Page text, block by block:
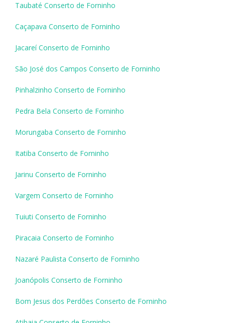
Taubaté Conserto de Forninho
Caçapava Conserto de Forninho
Jacareí Conserto de Forninho
São José dos Campos Conserto de Forninho
Pinhalzinho Conserto de Forninho
Pedra Bela Conserto de Forninho
Morungaba Conserto de Forninho
Itatiba Conserto de Forninho
Jarinu Conserto de Forninho
Vargem Conserto de Forninho
Tuiuti Conserto de Forninho
Piracaia Conserto de Forninho
Nazaré Paulista Conserto de Forninho
Joanópolis Conserto de Forninho
Bom Jesus dos Perdões Conserto de Forninho